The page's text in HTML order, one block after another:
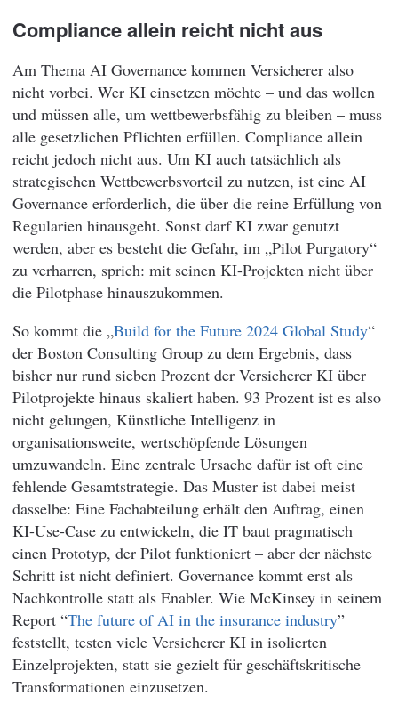
Compliance allein reicht nicht aus
Am Thema AI Governance kommen Versicherer also
nicht vorbei. Wer KI einsetzen möchte – und das wollen
und müssen alle, um wettbewerbsfähig zu bleiben – muss
alle gesetzlichen Pflichten erfüllen. Compliance allein
reicht jedoch nicht aus. Um KI auch tatsächlich als
strategischen Wettbewerbsvorteil zu nutzen, ist eine AI
Governance erforderlich, die über die reine Erfüllung von
Regularien hinausgeht. Sonst darf KI zwar genutzt
werden, aber es besteht die Gefahr, im „Pilot Purgatory“
zu verharren, sprich: mit seinen KI-Projekten nicht über
die Pilotphase hinauszukommen.
So kommt die „Build for the Future 2024 Global Study“
der Boston Consulting Group zu dem Ergebnis, dass
bisher nur rund sieben Prozent der Versicherer KI über
Pilotprojekte hinaus skaliert haben. 93 Prozent ist es also
nicht gelungen, Künstliche Intelligenz in
organisationsweite, wertschöpfende Lösungen
umzuwandeln. Eine zentrale Ursache dafür ist oft eine
fehlende Gesamtstrategie. Das Muster ist dabei meist
dasselbe: Eine Fachabteilung erhält den Auftrag, einen
KI-Use-Case zu entwickeln, die IT baut pragmatisch
einen Prototyp, der Pilot funktioniert – aber der nächste
Schritt ist nicht definiert. Governance kommt erst als
Nachkontrolle statt als Enabler. Wie McKinsey in seinem
Report “The future of AI in the insurance industry”
feststellt, testen viele Versicherer KI in isolierten
Einzelprojekten, statt sie gezielt für geschäftskritische
Transformationen einzusetzen.